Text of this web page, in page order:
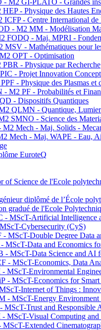
M2 GI-PLATO - Grandes
- Physique des Hautes
- Centre International de
- M2 MM - Modélisation
FODQ - Maj. MPRI -
- Mathématiques pour
OPT - Optimisation
- Physique par Recherche
- Projet Innovation
- Physique des Plasmas et
M2 PF - Probabilités et
- Dispositifs Quantiques
QLMN - Quantique,
SMNO - Science des
Mech - Maj. Solids -
Mech - Maj. WAPE - Eau,
EuroteQ
of Science de l'Ecole
diplômé de l’École
gradué de l'Ecole
- MScT-Artificial Intelligence
Cybersecurity (CyS)
MScT-Double Degree Data
MScT-Data and Economics
- MScT-Data Science and AI
- MScT-Economics, Data
MScT-Environmental
- MScT-Economics for
Internet of Things :
- MScT-Energy Environment
Trust and Responsible
MScT-Visual Computing and
Extended